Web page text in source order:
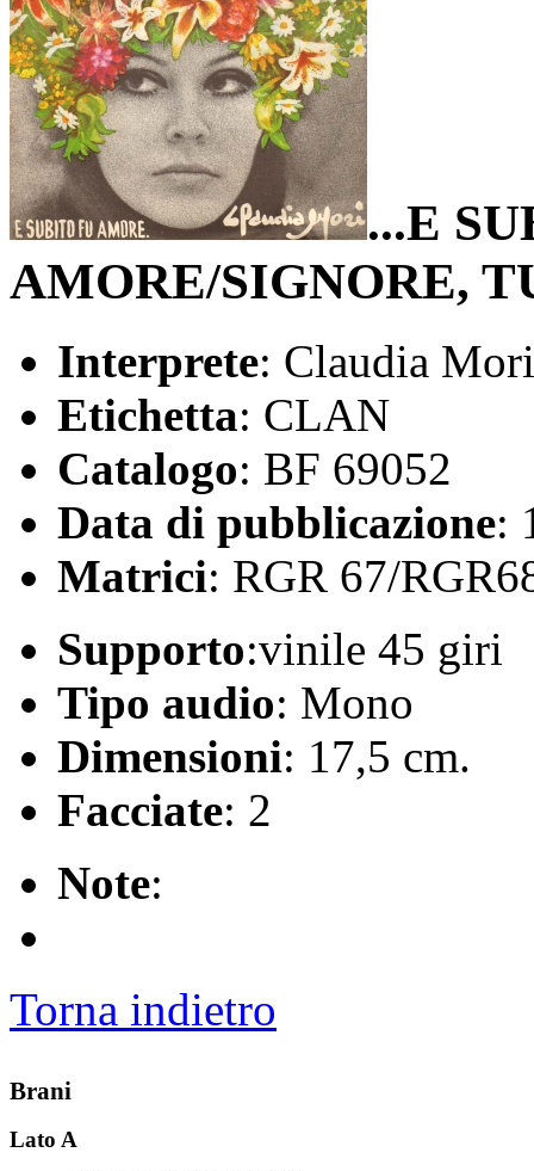
...E
AMORE/SIGNORE,
Interprete: Claudia Mori
Etichetta: CLAN
Catalogo: BF 69052
Data di pubblicazione:
Matrici: RGR 67/
Supporto:vinile 45 giri
Tipo audio: Mono
Dimensioni: 17,5 cm.
Facciate: 2
Note:
Torna indietro
Brani
Lato A